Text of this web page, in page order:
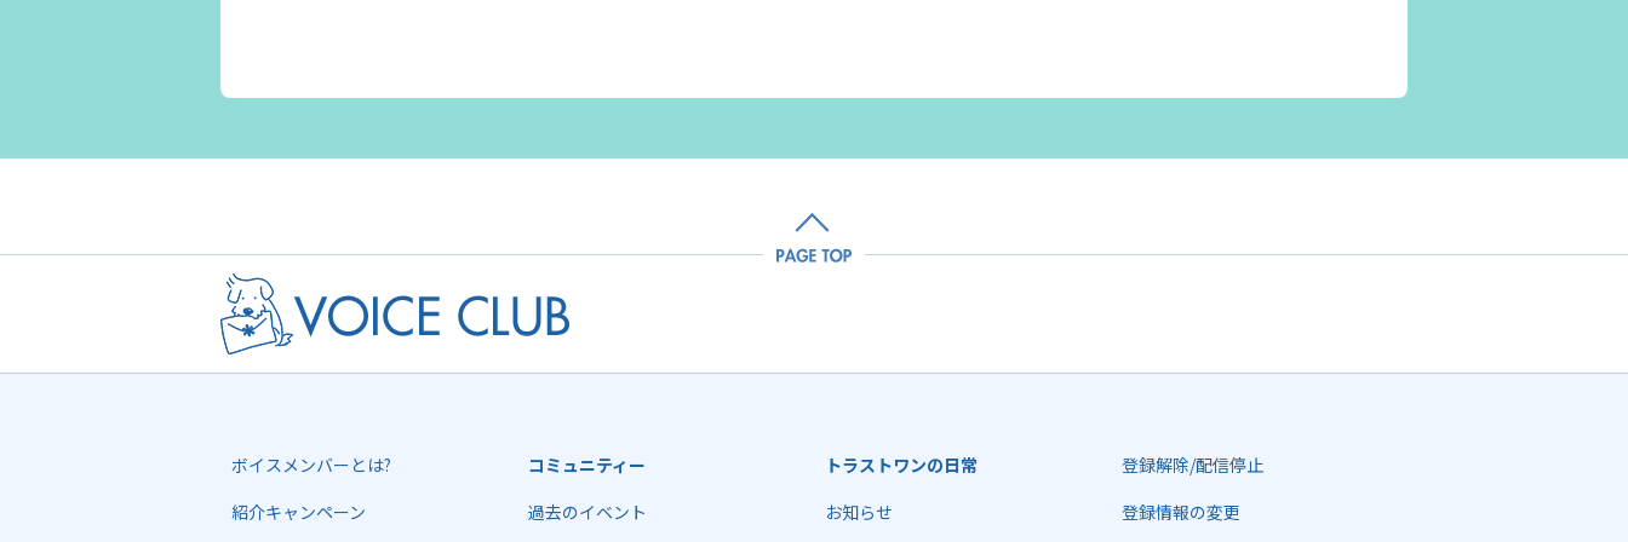
ボイスメンバーとは?
紹介キャンペーン
コミュニティー
過去のイベント
トラストワンの日常
お知らせ
登録解除/配信停止
登録情報の変更